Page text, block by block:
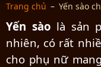
Trang chủ – Yến sào
Yến sào là sản
nhiên, có rất
cho phụ nữ